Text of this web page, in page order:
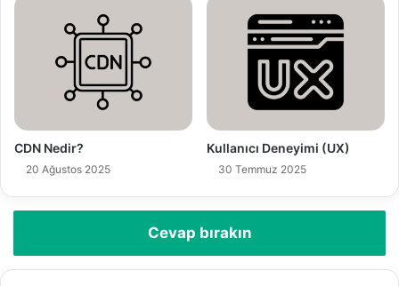
CDN Nedir?
20 Ağustos 2025
Kullanıcı Deneyimi (UX)
30 Temmuz 2025
Cevap bırakın